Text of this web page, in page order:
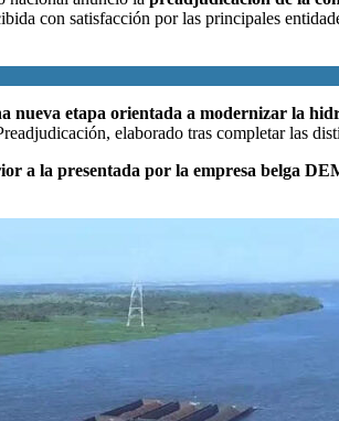
con satisfacción por las principales
nueva etapa orientada a modernizar la
elaborado tras completar las
a la presentada por la empresa belga